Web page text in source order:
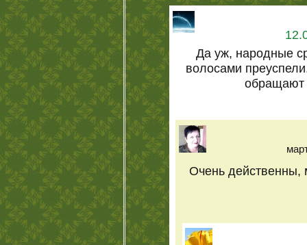
Да уж, народные
волосами
обращают
Очень действенны,